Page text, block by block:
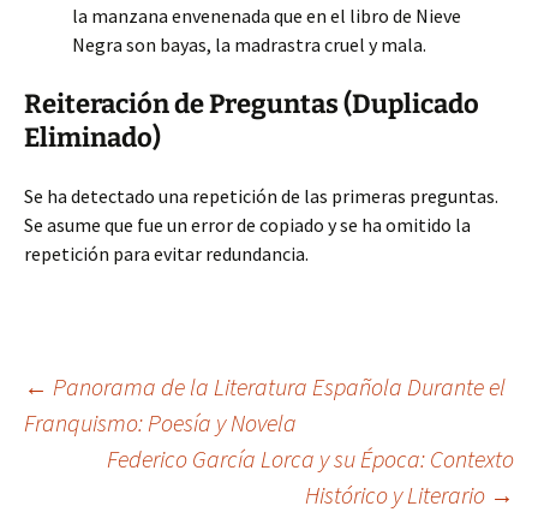
la manzana envenenada que en el libro de Nieve
Negra son bayas, la madrastra cruel y mala.
Reiteración de Preguntas (Duplicado
Eliminado)
Se ha detectado una repetición de las primeras preguntas.
Se asume que fue un error de copiado y se ha omitido la
repetición para evitar redundancia.
Navegación
← Panorama de la Literatura Española Durante el
Franquismo: Poesía y Novela
Federico García Lorca y su Época: Contexto
Histórico y Literario →